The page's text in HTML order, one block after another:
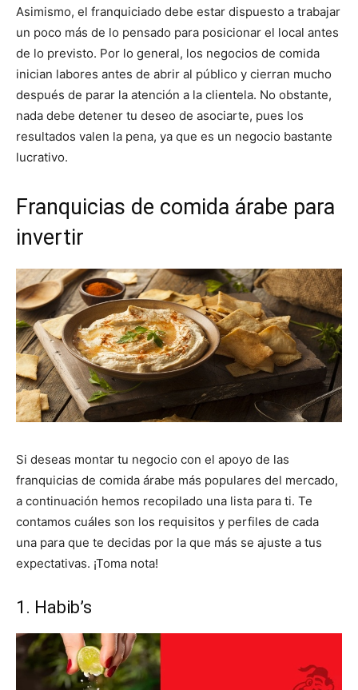
Asimismo, el franquiciado debe estar dispuesto a trabajar
un poco más de lo pensado para posicionar el local antes
de lo previsto. Por lo general, los negocios de comida
inician labores antes de abrir al público y cierran mucho
después de parar la atención a la clientela. No obstante,
nada debe detener tu deseo de asociarte, pues los
resultados valen la pena, ya que es un negocio bastante
lucrativo.
Franquicias de comida árabe para
invertir
Si deseas montar tu negocio con el apoyo de las
franquicias de comida árabe más populares del mercado,
a continuación hemos recopilado una lista para ti. Te
contamos cuáles son los requisitos y perfiles de cada
una para que te decidas por la que más se ajuste a tus
expectativas. ¡Toma nota!
1. Habib’s